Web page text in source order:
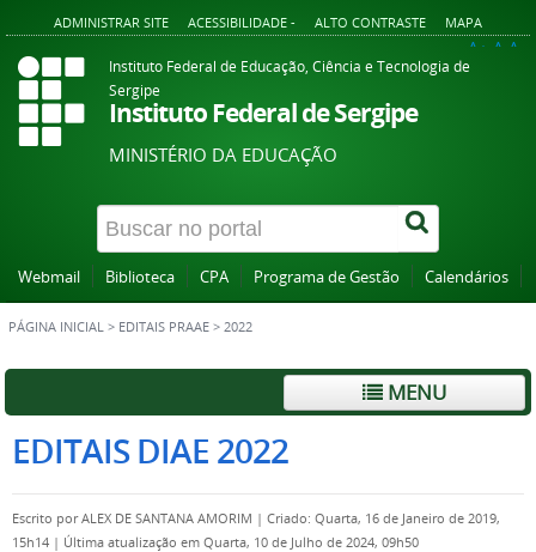
ADMINISTRAR SITE ACESSIBILIDADE - ALTO CONTRASTE MAPA
A+ A A-
Instituto Federal de Educação, Ciência e Tecnologia de
Sergipe
Instituto Federal de Sergipe
MINISTÉRIO DA EDUCAÇÃO
Webmail Biblioteca CPA Programa de Gestão Calendários
PÁGINA INICIAL > EDITAIS PRAAE > 2022
MENU
EDITAIS DIAE 2022
Escrito porALEX DE SANTANA AMORIM | Criado: Quarta, 16 de Janeiro de 2019,
15h14 | Última atualização em Quarta, 10 de Julho de 2024, 09h50